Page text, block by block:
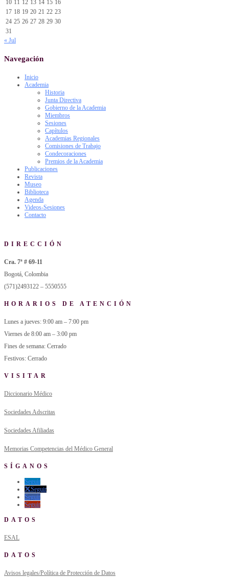
10 11 12 13 14 15 16
17 18 19 20 21 22 23
24 25 26 27 28 29 30
31
« Jul
Navegación
Inicio
Academia
Historia
Junta Directiva
Gobierno de la Academia
Miembros
Sesiones
Capítulos
Academias Regionales
Comisiones de Trabajo
Condecoraciones
Premios de la Academia
Publicaciones
Revista
Museo
Biblioteca
Agenda
Videos-Sesiones
Contacto
DIRECCIÓN
Cra. 7ª # 69-11
Bogotá, Colombia
(571)2493122 – 5550555
HORARIOS DE ATENCIÓN
Lunes a jueves: 9:00 am – 7:00 pm
Viernes de 8:00 am – 3:00 pm
Fines de semana: Cerrado
Festivos: Cerrado
VISITAR
Diccionario Médico
Sociedades Adscritas
Sociedades Afiliadas
Memorias Competencias del Médico General
SÍGANOS
Seguir
Seguir
Seguir
Seguir
DATOS
ESAL
DATOS
Avisos legales/Política de Protección de Datos